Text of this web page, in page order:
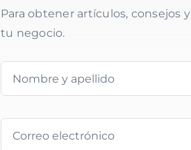
Para obtener artículos, consejos
tu negocio.